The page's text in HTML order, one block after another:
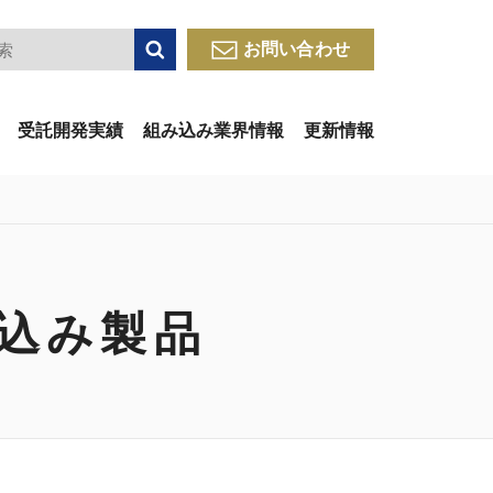
検索 お問い合わせ
受託開発実績 組み込み業界情報 更新情報
み製品